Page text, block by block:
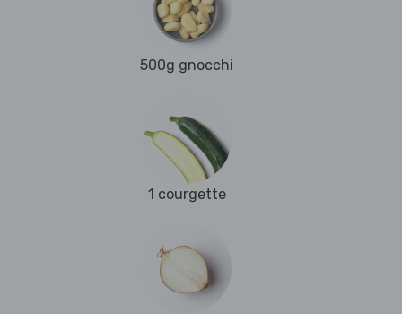
500g gnocchi
1 courgette